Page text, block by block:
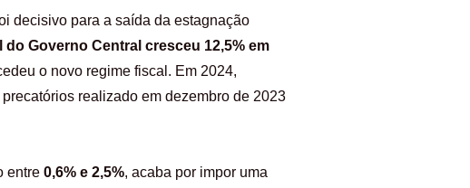
decisivo para a saída da estagnação
do Governo Central cresceu 12,5% em
o novo regime fiscal. Em 2024,
realizado em dezembro de 2023
entre 0,6% e 2,5%, acaba por impor uma